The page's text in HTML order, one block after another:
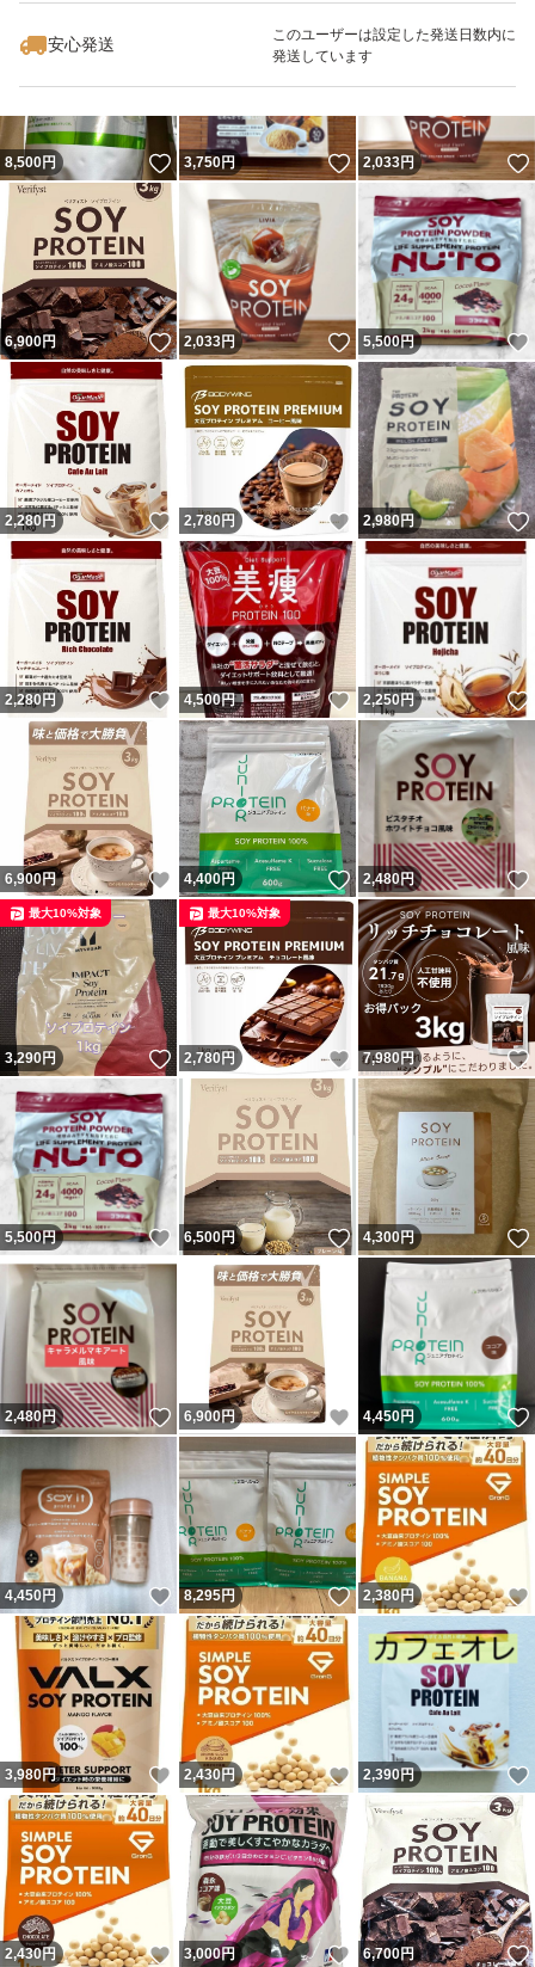
安心発送
このユーザーは設定した発送日数内に
発送しています
8,500円 いいね！
3,750円 いいね！
2,033円
6,900円 いいね！
2,033円 いいね！
5,500円
2,280円 いいね！
2,780 円 いいね！
2,980円
2,280 円 いいね！
4,500円 いいね！
2,250円
6,900円 いいね！
4,400円 いいね！
2,480円
3,290円 いいね！
最大10%対象
2,780 円 いいね！
最大10%対象
7,980 円
5,500円 いいね！
6,500円 いいね！
4,300円
2,480円 いいね！
6,900円 いいね！
4,450円
4,450円 いいね！
8,295円 いいね！
2,380円
3,980円 いいね！
2,430円 いいね！
2,390円
2,430円 いいね！
3,000円 いいね！
6,700円